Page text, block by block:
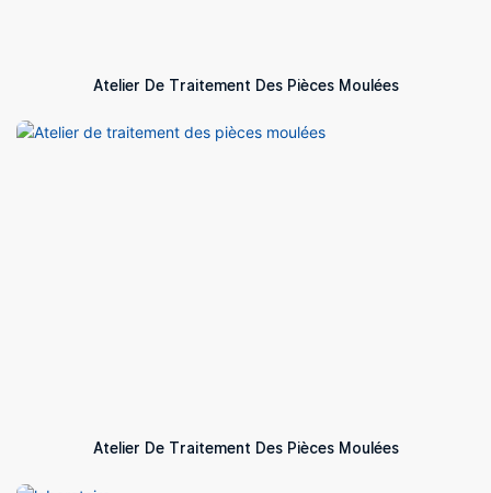
Atelier De Traitement Des Pièces Moulées
Atelier De Traitement Des Pièces Moulées